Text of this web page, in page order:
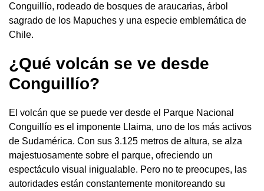
Conguillío, rodeado de bosques de araucarias, árbol
sagrado de los Mapuches y una especie emblemática de
Chile.
¿Qué volcán se ve desde
Conguillío?
El volcán que se puede ver desde el Parque Nacional
Conguillío es el imponente Llaima, uno de los más activos
de Sudamérica. Con sus 3.125 metros de altura, se alza
majestuosamente sobre el parque, ofreciendo un
espectáculo visual inigualable. Pero no te preocupes, las
autoridades están constantemente monitoreando su